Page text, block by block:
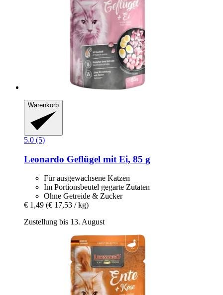
Warenkorb
5.0 (5)
Leonardo Geflügel mit Ei, 85 g
Für ausgewachsene Katzen
Im Portionsbeutel gegarte Zutaten
Ohne Getreide & Zucker
€ 1,49 (€ 17,53 / kg)
Zustellung bis 13. August